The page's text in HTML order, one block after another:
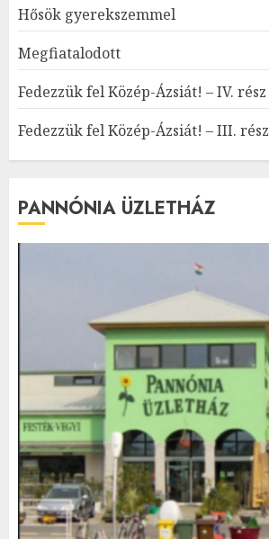
Hősök gyerekszemmel
Megfiatalodott
Fedezzük fel Közép-Ázsiát! – IV. rész
Fedezzük fel Közép-Ázsiát! – III. rész
PANNÓNIA ÜZLETHÁZ